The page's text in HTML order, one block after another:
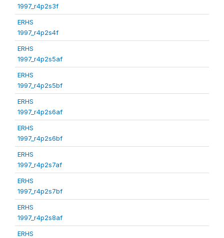
1997_r4p2s3f
ERHS
1997_r4p2s4f
ERHS
1997_r4p2s5af
ERHS
1997_r4p2s5bf
ERHS
1997_r4p2s6af
ERHS
1997_r4p2s6bf
ERHS
1997_r4p2s7af
ERHS
1997_r4p2s7bf
ERHS
1997_r4p2s8af
ERHS